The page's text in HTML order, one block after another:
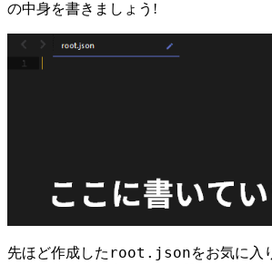
の中身を書きましょう!
先ほど作成した root.jsonをお気に入